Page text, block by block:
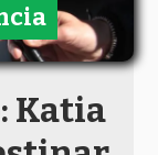
Katia